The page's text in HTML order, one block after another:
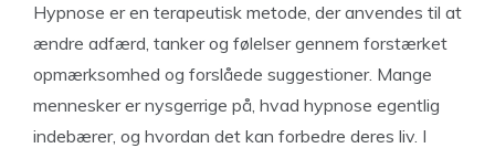
Hypnose er en terapeutisk metode, der anvendes til at
ændre adfærd, tanker og følelser gennem forstærket
opmærksomhed og forslåede suggestioner. Mange
mennesker er nysgerrige på, hvad hypnose egentlig
indebærer, og hvordan det kan forbedre deres liv. I